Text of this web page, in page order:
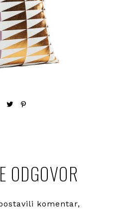
ODGOVOR
komentar,